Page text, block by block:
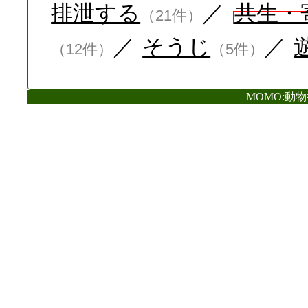
排泄する （21件） ／ 共生・
（12件） ／ そうじ （5件） ／
MOMO:動